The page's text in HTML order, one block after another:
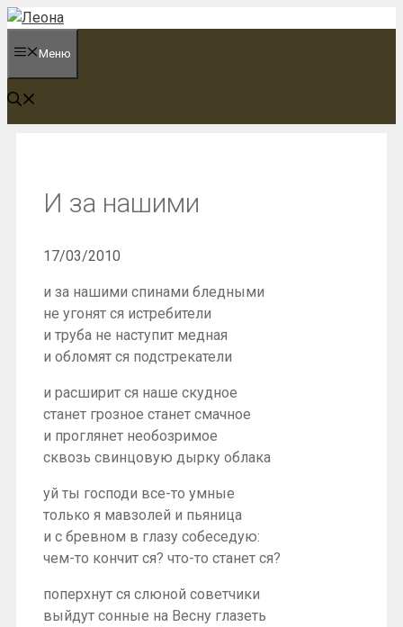
Перейти
содержимому
Меню
И за нашими
17/03/2010
и за нашими спинами бледными
не угонят ся истребители
и труба не наступит медная
и обломят ся подстрекатели
и расширит ся наше скудное
станет грозное станет смачное
и проглянет необозримое
сквозь свинцовую дырку облака
уй ты господи все-то умные
только я мавзолей и пьяница
и с бревном в глазу собеседую:
чем-то кончит ся? что-то станет ся?
поперхнут ся слюной советчики
выйдут сонные на Весну глазеть